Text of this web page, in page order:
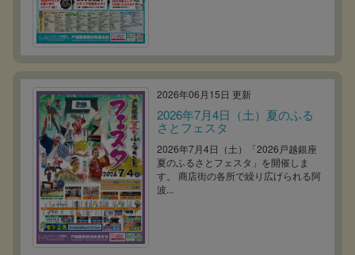
2026年06月15日 更新
2026年7月4日（土）夏のふる
さとフェスタ
2026年7月4日（土）「2026戸越銀座
夏のふるさとフェスタ」を開催しま
す。 商店街の各所で繰り広げられる阿
波...